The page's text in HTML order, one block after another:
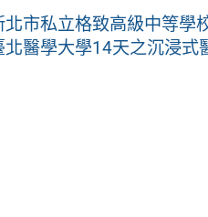
北市私立格致高級中等學
北醫學大學14天之沉浸式